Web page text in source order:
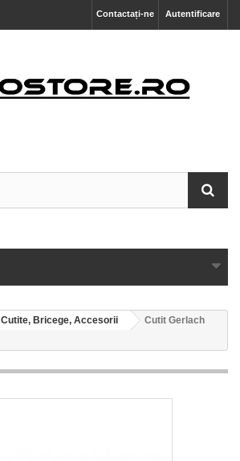
Autentificare
Contactați-ne
Cutite, Bricege, Accesorii
Cutit Gerlach